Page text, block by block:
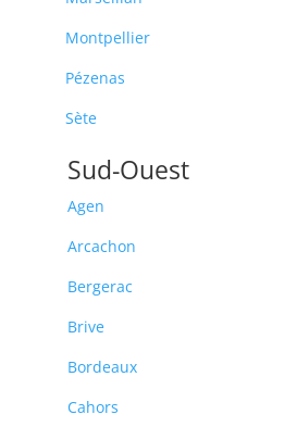
Montpellier
Pézenas
Sète
Sud-Ouest
Agen
Arcachon
Bergerac
Brive
Bordeaux
Cahors